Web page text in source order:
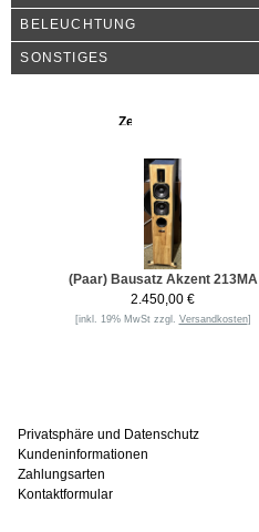
BELEUCHTUNG
SONSTIGES
(Paar) Bausatz Akzent 213MA
2.450,00 €
[inkl. 19% MwSt zzgl. Versandkosten]
Privatsphäre und Datenschutz
Kundeninformationen
Zahlungsarten
Kontaktformular